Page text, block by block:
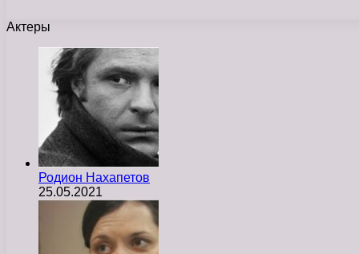
Актеры
Родион Нахапетов
25.05.2021